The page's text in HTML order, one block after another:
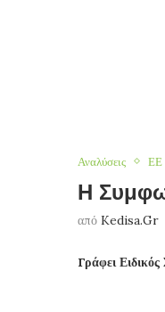
Αναλύσεις ΕΕ
Η
από Kedisa.gr
Γράφει